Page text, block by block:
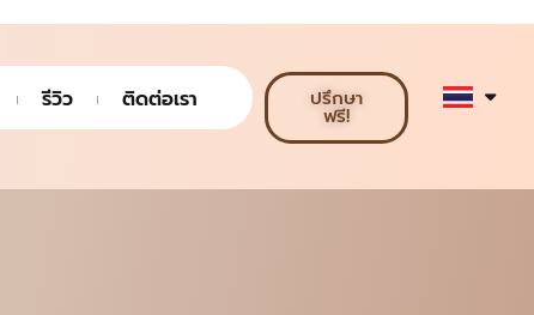
รีวิว ติดต่อเรา ปรึกษา
ฟรี!